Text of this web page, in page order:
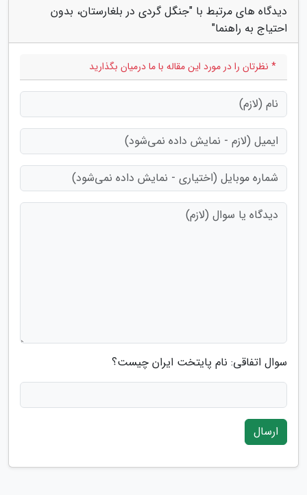
دیدگاه های مرتبط با "جنگل گردی در بلغارستان، بدون
احتیاج به راهنما"
* نظرتان را در مورد این مقاله با ما درمیان بگذارید
سوال اتفاقی: نام پایتخت ایران چیست؟
ارسال